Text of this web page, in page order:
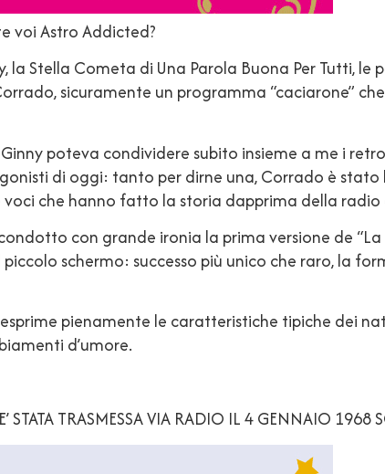
voi Astro Addicted?
la Stella Cometa di Una Parola Buona Per Tutti, le
sicuramente un programma “caciarone”
poteva condividere subito insieme a me i
di oggi: tanto per dirne una, Corrado è stato
che hanno fatto la storia dapprima della
condotto con grande ironia la prima versione de
schermo: successo più unico che raro, la
esprime pienamente le caratteristiche tipiche dei
d’umore.
STATA TRASMESSA VIA RADIO IL 4 GENNAIO